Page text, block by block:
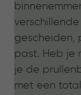
gescheiden,
past. Heb je
je de
met een